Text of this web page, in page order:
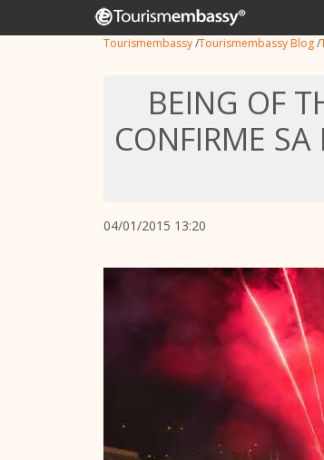
Tourismembassy/Tourismembassy Blog/
BEING OF
CONFIRME
04/01/2015 13:20